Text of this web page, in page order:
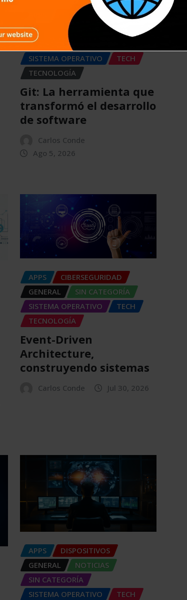
GENERAL
NOTICIAS
SIN CATEGORÍA
SISTEMA OPERATIVO
TECH
TECNOLOGÍA
Git: La herramienta que
transformó el desarrollo
de software
Carlos Conde
Ago 5, 2026
APPS
CIBERSEGURIDAD
GENERAL
SIN CATEGORÍA
SISTEMA OPERATIVO
TECH
TECNOLOGÍA
Event-Driven
Architecture,
construyendo sistemas
Carlos Conde Jul 30, 2026
APPS
DISPOSITIVOS
GENERAL
NOTICIAS
SIN CATEGORÍA
SISTEMA OPERATIVO
TECH
This will close in 4seconds